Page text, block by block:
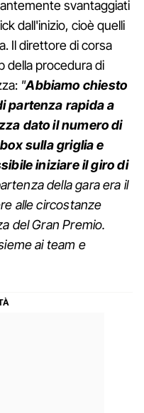
svantaggiati
dall'inizio, cioè quelli
Il direttore di corsa
della procedura di
"Abbiamo chiesto
partenza rapida a
dato il numero di
sulla griglia e
iniziare il giro di
della gara era il
alle circostanze
del Gran Premio.
ai team e